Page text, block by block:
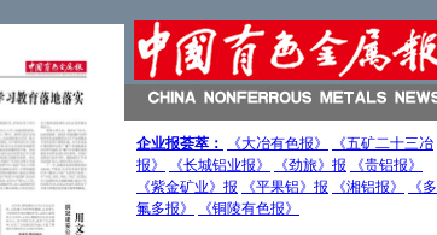
企业报荟萃： 《大冶有色报》
《五矿二十三冶
报》
《长城铝业报》 《劲旅》报
《贵铝报》
《紫金矿业》报
《平果铝》报 《湘铝报》
《多
氟多报》
《铜陵有色报》